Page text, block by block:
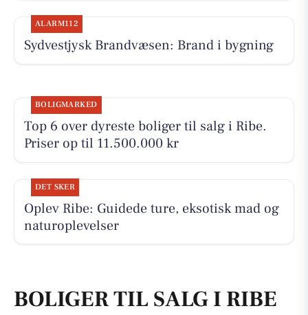
ALARM112
Sydvestjysk Brandvæsen: Brand i bygning
BOLIGMARKED
Top 6 over dyreste boliger til salg i Ribe.
Priser op til 11.500.000 kr
DET SKER
Oplev Ribe: Guidede ture, eksotisk mad og
naturoplevelser
BOLIGER TIL SALG I RIBE